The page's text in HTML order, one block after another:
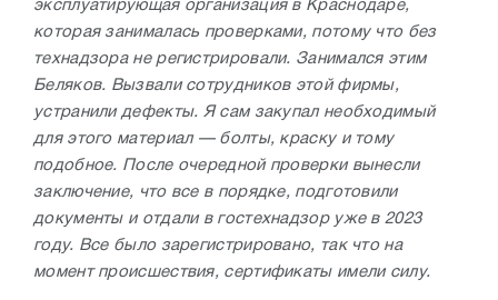
эксплуатирующая организация в Краснодаре,
которая занималась проверками, потому что без
технадзора не регистрировали. Занимался этим
Беляков. Вызвали сотрудников этой фирмы,
устранили дефекты. Я сам закупал необходимый
для этого материал — болты, краску и тому
подобное. После очередной проверки вынесли
заключение, что все в порядке, подготовили
документы и отдали в гостехнадзор уже в 2023
году. Все было зарегистрировано, так что на
момент происшествия, сертификаты имели силу.